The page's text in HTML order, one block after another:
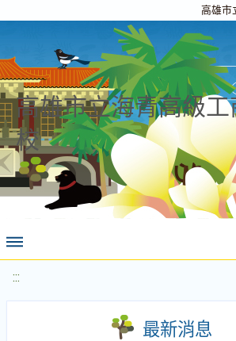
高雄市
高雄市立海青高級
校
:::
最新消息